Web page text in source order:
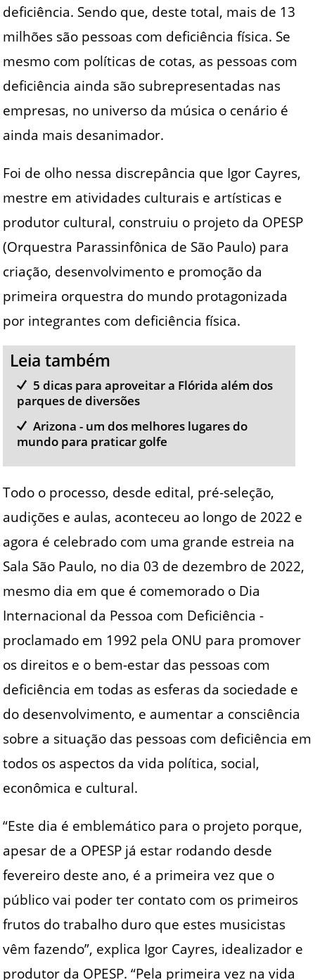
deficiência. Sendo que, deste total, mais de 13
milhões são pessoas com deficiência física. Se
mesmo com políticas de cotas, as pessoas com
deficiência ainda são subrepresentadas nas
empresas, no universo da música o cenário é
ainda mais desanimador.
Foi de olho nessa discrepância que Igor Cayres,
mestre em atividades culturais e artísticas e
produtor cultural, construiu o projeto da OPESP
(Orquestra Parassinfônica de São Paulo) para
criação, desenvolvimento e promoção da
primeira orquestra do mundo protagonizada
por integrantes com deficiência física.
Leia também
5 dicas para aproveitar a Flórida além dos
parques de diversões
Arizona - um dos melhores lugares do
mundo para praticar golfe
Todo o processo, desde edital, pré-seleção,
audições e aulas, aconteceu ao longo de 2022 e
agora é celebrado com uma grande estreia na
Sala São Paulo, no dia 03 de dezembro de 2022,
mesmo dia em que é comemorado o Dia
Internacional da Pessoa com Deficiência -
proclamado em 1992 pela ONU para promover
os direitos e o bem-estar das pessoas com
deficiência em todas as esferas da sociedade e
do desenvolvimento, e aumentar a consciência
sobre a situação das pessoas com deficiência em
todos os aspectos da vida política, social,
econômica e cultural.
“Este dia é emblemático para o projeto porque,
apesar de a OPESP já estar rodando desde
fevereiro deste ano, é a primeira vez que o
público vai poder ter contato com os primeiros
frutos do trabalho duro que estes musicistas
vêm fazendo”, explica Igor Cayres, idealizador e
produtor da OPESP. “Pela primeira vez na vida